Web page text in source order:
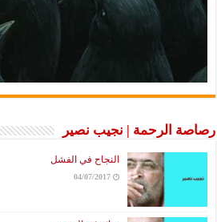
رصاصة الرحمة | نجيب نصير
النجاح في الفشل
04/07/2017